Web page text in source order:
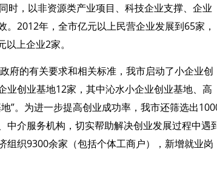
时，以非资源类产业项目、科技企业支撑、企业
2012年，全市亿元以上民营企业发展到65家，
上企业2家。
府的有关要求和相关标准，我市启动了小企业创
业创业基地12家，其中沁水小企业创业基地、高
”。为进一步提高创业成功率，我市还筛选出
介服务机构，切实帮助解决创业发展过程中遇
组织9300余家（包括个体工商户），新增就业岗